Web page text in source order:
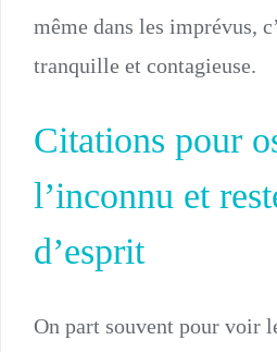
même dans les imprévus,
tranquille et contagieuse.
Citations pour
l’inconnu et
d’esprit
On part souvent pour voir